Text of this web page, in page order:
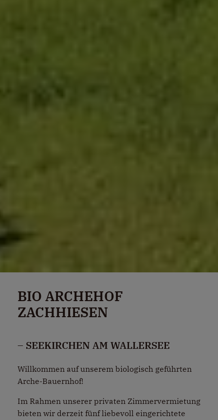
BIO ARCHEHOF
ZACHHIESEN
– SEEKIRCHEN AM WALLERSEE
Willkommen auf unserem biologisch geführten
Arche-Bauernhof!
Im Rahmen unserer privaten Zimmervermietung
bieten wir derzeit fünf liebevoll eingerichtete